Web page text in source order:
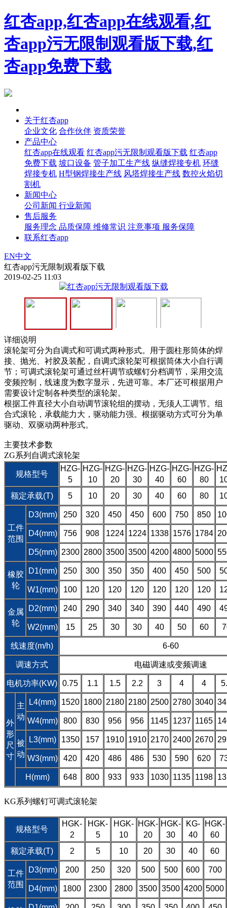
红杏app,红杏app在线观看,红
杏app污无限制观看版下载,红
杏app免费下载
关于红杏app
企业文化 合作伙伴 资质荣誉
产品中心
红杏app在线观看 红杏app污无限制观看版下载 红杏app
免费下载 坡口设备 管子加工生产线 纵缝焊接专机 环缝
焊接专机 H型钢焊接生产线 风塔焊接生产线 数控火焰切
割机
新闻中心
公司新闻 行业新闻
售后服务
服务理念 品质保障 维修常识 注意事项 服务保障
联系红杏app
EN中文
红杏app污无限制观看版下载
2019-02-25 11:03
详细说明
滚轮架可分为自调式和可调式两种形式。用于圆柱形筒体的焊
接、抛光、衬胶及装配，自调式滚轮架可根据筒体大小自行调
节；可调式滚轮架可通过丝杆调节或螺钉分档调节，采用交流
变频控制，线速度为数字显示，先进可靠。本厂还可根据用户
需要设计定制各种类型的滚轮架。
根据工件直径大小自动调节滚轮组的摆动，无须人工调节。组
合式滚轮，承载能力大，驱动能力强。根据驱动方式可分为单
驱动、双驱动两种形式。
主要技术参数
ZG系列自调式滚轮架
规格型号
HZG-
5
HZG-
10
HZG-
20
HZG-
30
HZG-
40
HZG-
60
HZG-
80
额定承载(T)
5 10 20 30 40 60 80
工件
范围
D3(mm) 250 320 450 450 600 750 850
D4(mm) 756 908 1224 1224 1338 1576 1784
D5(mm) 2300 2800 3500 3500 4200 4800 5000
橡胶
轮
D1(mm) 250 300 350 350 400 450 500
W1(mm) 100 120 120 120 120 120 120
金属
轮
D2(mm) 240 290 340 340 390 440 490
W2(mm) 15 25 30 30 40 50 60
线速度(m/h) 6-60
调速方式 电磁调速或变频调速
电机功率(KW) 0.75 1.1 1.5 2.2 3 4 4
外
形
尺
寸
主
动
L4(mm) 1520 1800 2180 2180 2500 2780 3040
W4(mm) 800 830 956 956 1145 1237 1165
被
动
L3(mm) 1350 157 1910 1910 2170 2400 2670
W3(mm) 420 420 486 486 530 590 620
H(mm) 648 800 933 933 1030 1135 1198
KG系列螺钉可调式滚轮架
规格型号
HGK-
2
HGK-
5
HGK-
10
HGK-
20
HGK-
30
KG-
40
HGK-
60
额定承载(T)
2 5 10 20 30 40 60
工件
范围
D3(mm) 200 250 320 500 500 600 700
D4(mm) 1800 2300 2800 3500 3500 4200 5000